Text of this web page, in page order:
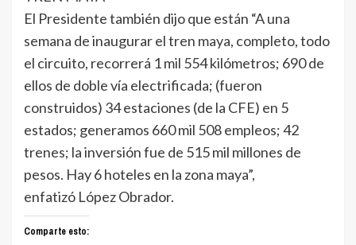
El Presidente también dijo que están “A una
semana de inaugurar el tren maya, completo, todo
el circuito, recorrerá 1 mil 554 kilómetros; 690 de
ellos de doble vía electrificada; (fueron
construidos) 34 estaciones (de la CFE) en 5
estados; generamos 660 mil 508 empleos; 42
trenes; la inversión fue de 515 mil millones de
pesos. Hay 6 hoteles en la zona maya”,
enfatizó López Obrador.
Comparte esto: